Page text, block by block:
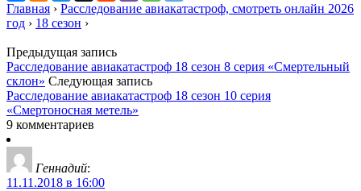
Главная › Расследование авиакатастроф, смотреть онлайн 2026
год › 18 сезон ›
Предыдущая запись
Расследование авиакатастроф 18 сезон 8 серия «Смертельный
склон» Следующая запись
Расследование авиакатастроф 18 сезон 10 серия
«Смертоносная метель»
9 комментариев
Геннадий:
11.11.2018 в 16:00